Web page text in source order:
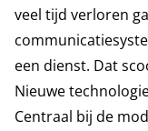
veel tijd verloren
een dienst. Dat
Nieuwe
Centraal bij de